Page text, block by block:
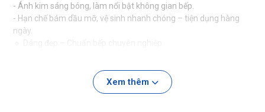
- Ánh kim sáng bóng, làm nổi bật không gian bếp.
- Hạn chế bám dầu mỡ, vệ sinh nhanh chóng – tiện dụng hàng
ngày.
- Dùng tốt cho cả gia đình và nhà hàng, bếp ăn lớn.
Xem thêm